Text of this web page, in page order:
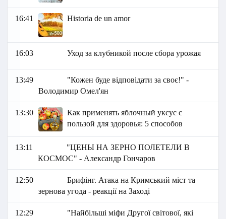
16:41 Historia de un amor
16:03 Уход за клубникой после сбора урожая
13:49
"Кожен буде відповідати за своє!" -
Володимир Омел'ян
13:30
Как применять яблочный уксус с
пользой для здоровья: 5 способов
13:11
"ЦЕНЫ НА ЗЕРНО ПОЛЕТЕЛИ В
КОСМОС" - Александр Гончаров
12:50
Брифінг. Атака на Кримський міст та
зернова угода - реакції на Заході
12:29
"Найбільші міфи Другої світової, які